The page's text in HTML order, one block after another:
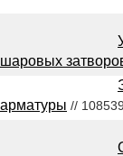
шаровых
арматуры // 108539